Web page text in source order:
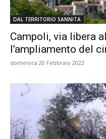
DAL TERRITORIO SANNITA
Campoli, via libera
l’ampliamento del
domenica 20 Febbraio 2022